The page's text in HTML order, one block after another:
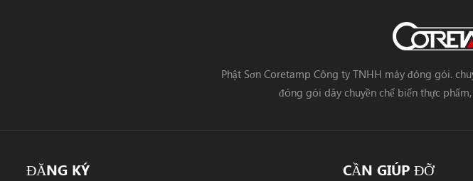
Phật Sơn Coretamp Công ty TNHH máy đóng gói.
đóng gói dây chuyền chế biến thực
ĐĂNG KÝ CẦN GIÚP ĐỠ